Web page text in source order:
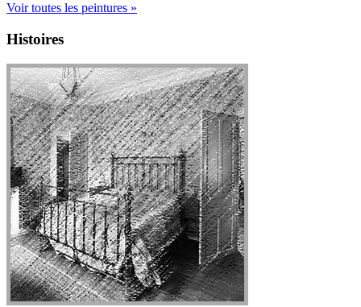
Voir toutes les peintures »
Histoires